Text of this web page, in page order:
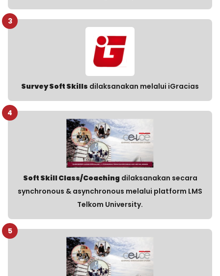
3
Survey Soft Skills dilaksanakan melalui iGracias
4
Soft Skill Class/Coachingdilaksanakan secara
synchronous & asynchronous melalui platform LMS
Telkom University.
5